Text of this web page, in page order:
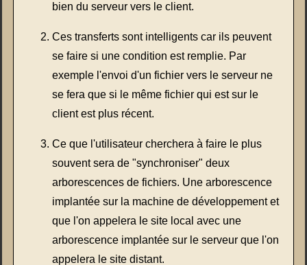
bien du serveur vers le client.
Ces transferts sont intelligents car ils peuvent
se faire si une condition est remplie. Par
exemple l'envoi d'un fichier vers le serveur ne
se fera que si le même fichier qui est sur le
client est plus récent.
Ce que l'utilisateur cherchera à faire le plus
souvent sera de "synchroniser" deux
arborescences de fichiers. Une arborescence
implantée sur la machine de développement et
que l'on appelera le site local avec une
arborescence implantée sur le serveur que l'on
appelera le site distant.